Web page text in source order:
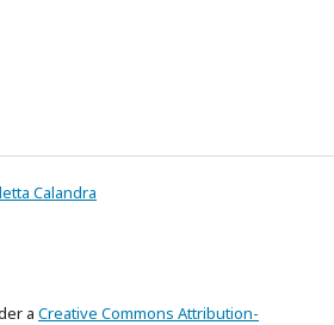
Calandra
a Creative Commons Attribution-